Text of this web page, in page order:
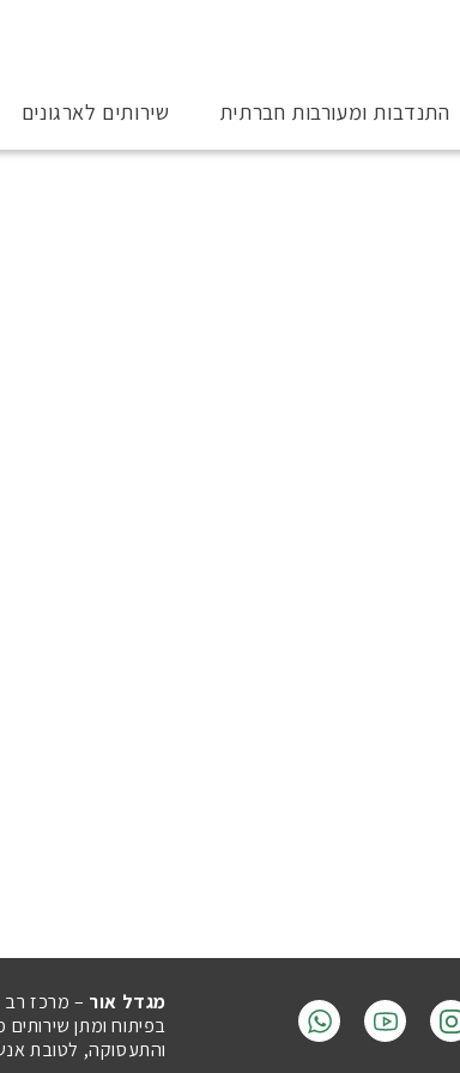
התנדבות ומעורבות חברתית שירותים לארגונים
מגדל אור – מרכז רב
בפיתוח ומתן
והתעסוקה, לטובת